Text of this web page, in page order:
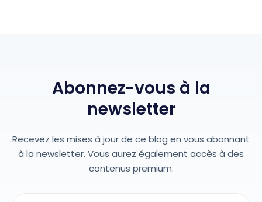
Abonnez-vous à la
newsletter
Recevez les mises à jour de ce blog en vous abonnant
à la newsletter. Vous aurez également accès à des
contenus premium.